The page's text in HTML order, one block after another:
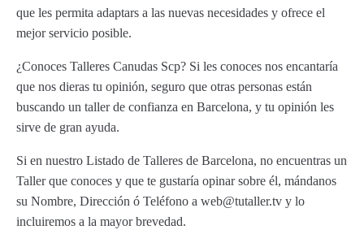
que les permita adaptars a las nuevas necesidades y ofrece el
mejor servicio posible.
¿Conoces Talleres Canudas Scp? Si les conoces nos encantaría
que nos dieras tu opinión, seguro que otras personas están
buscando un taller de confianza en Barcelona, y tu opinión les
sirve de gran ayuda.
Si en nuestro Listado de Talleres de Barcelona, no encuentras un
Taller que conoces y que te gustaría opinar sobre él, mándanos
su Nombre, Dirección ó Teléfono a web@tutaller.tv y lo
incluiremos a la mayor brevedad.